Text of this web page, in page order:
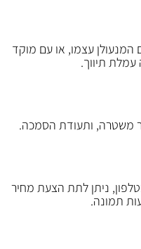
עצמו, או עם מוקד
תיווך.
משטרה, ותעודת הסמכה.
ניתן לתת הצעת מחיר
תמונה.